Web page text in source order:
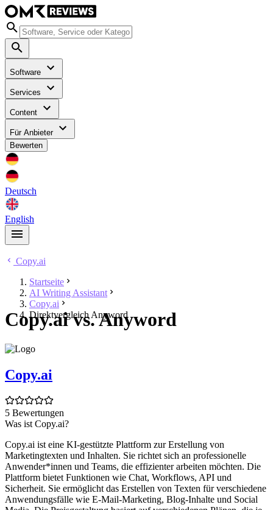
Software
Services
Content
Für Anbieter
Bewerten
Deutsch
English
Copy.ai
Startseite
AI Writing Assistant
Copy.ai
Direktvergleich Anyword
Copy.ai vs. Anyword
Copy.ai
5 Bewertungen
Was ist Copy.ai?
Copy.ai ist eine KI-gestützte Plattform zur Erstellung von
Marketingtexten und Inhalten. Sie richtet sich an professionelle
Anwender*innen und Teams, die effizienter arbeiten möchten. Die
Plattform bietet Funktionen wie Chat, Workflows, API und
Sicherheit. Sie ermöglicht das Erstellen von Texten für verschiedene
Anwendungsfälle wie E-Mail-Marketing, Blog-Inhalte und Social